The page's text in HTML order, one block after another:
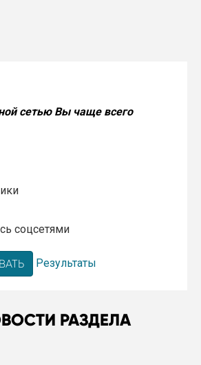
сетью Вы чаще всего
соцсетями
Результаты
РАЗДЕЛА